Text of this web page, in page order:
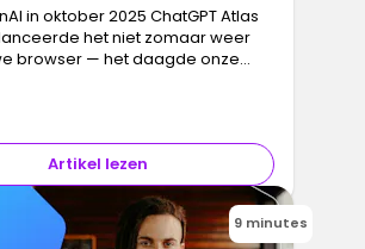
in oktober 2025 ChatGPT Atlas
het niet zomaar weer
browser — het daagde onze
Artikel lezen
9 minutes